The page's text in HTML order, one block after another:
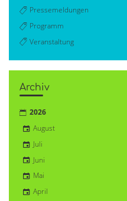
Pressemeldungen
Programm
Veranstaltung
Archiv
2026
August
Juli
Juni
Mai
April